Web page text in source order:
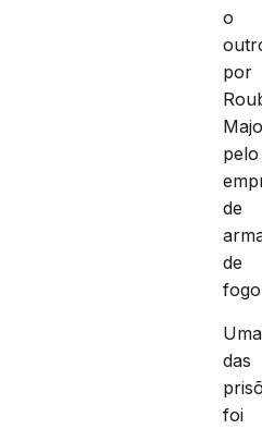
o
por
pelo
de
de
Uma
das
foi